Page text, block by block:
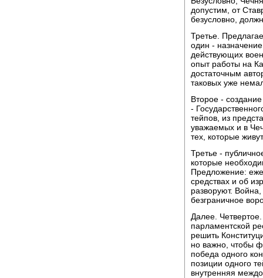
допустим, от
безусловно,
Третье.
один -
действующих
опыт работы на
достаточным
таковых уже
Второе -
-
тейпов, из
уважаемых и в
тех, которые
Третье -
которые
Предложение:
средствах и об
разворуют.
безграничное
Далее.
парламентской
решить
но важно, чтобы
победа одного
позиции одного
внутренняя